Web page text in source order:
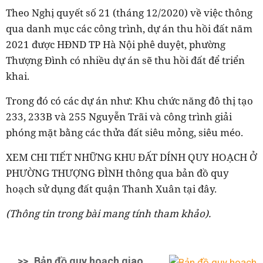
Theo Nghị quyết số 21 (tháng 12/2020) về việc thông
qua danh mục các công trình, dự án thu hồi đất năm
2021 được HĐND TP Hà Nội phê duyệt, phường
Thượng Đình có nhiều dự án sẽ thu hồi đất để triển
khai.
Trong đó có các dự án như: Khu chức năng đô thị tạo
233, 233B và 255 Nguyễn Trãi và công trình giải
phóng mặt bằng các thửa đất siêu mỏng, siêu méo.
XEM CHI TIẾT NHỮNG KHU ĐẤT DÍNH QUY HOẠCH Ở
PHƯỜNG THƯỢNG ĐÌNH thông qua bản đồ quy
hoạch sử dụng đất quận Thanh Xuân tại đây.
(Thông tin trong bài mang tính tham khảo).